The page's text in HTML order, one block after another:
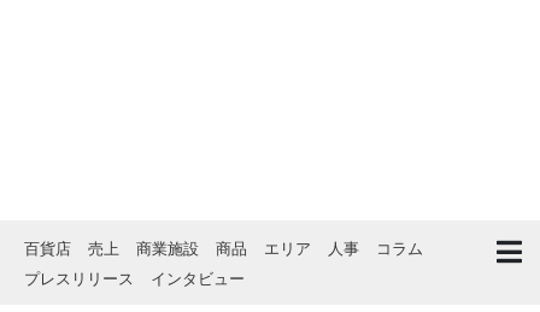
百貨店 売上 商業施設 商品 エリア 人事
コラム
プレスリリース
インタビュー